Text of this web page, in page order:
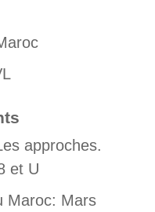
approches.
et U
Maroc: Mars